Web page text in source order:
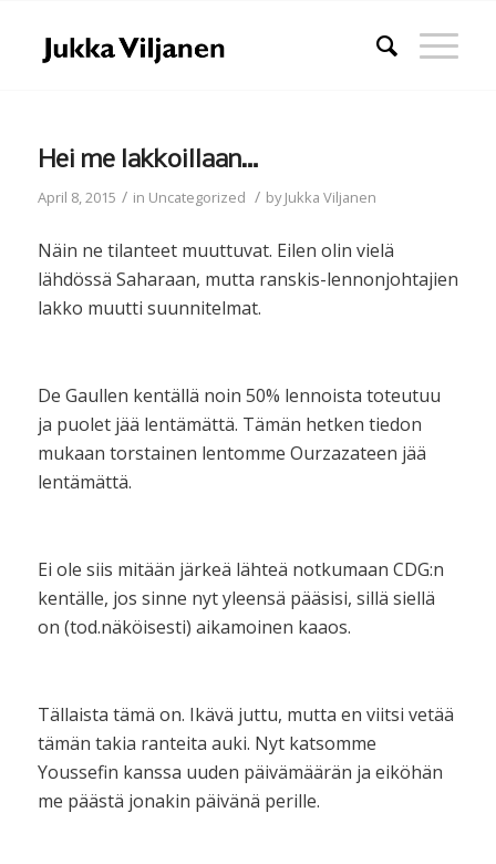
Hei me lakkoillaan…
April 8, 2015 / in Uncategorized / byJukka Viljanen
Näin ne tilanteet muuttuvat. Eilen olin vielä
lähdössä Saharaan, mutta ranskis-lennonjohtajien
lakko muutti suunnitelmat.
De Gaullen kentällä noin 50% lennoista toteutuu
ja puolet jää lentämättä. Tämän hetken tiedon
mukaan torstainen lentomme Ourzazateen jää
lentämättä.
Ei ole siis mitään järkeä lähteä notkumaan CDG:n
kentälle, jos sinne nyt yleensä pääsisi, sillä siellä
on (tod.näköisesti) aikamoinen kaaos.
Tällaista tämä on. Ikävä juttu, mutta en viitsi vetää
tämän takia ranteita auki. Nyt katsomme
Youssefin kanssa uuden päivämäärän ja eiköhän
me päästä jonakin päivänä perille.